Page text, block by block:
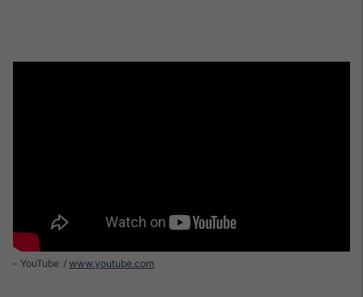
- YouTube www.youtube.com